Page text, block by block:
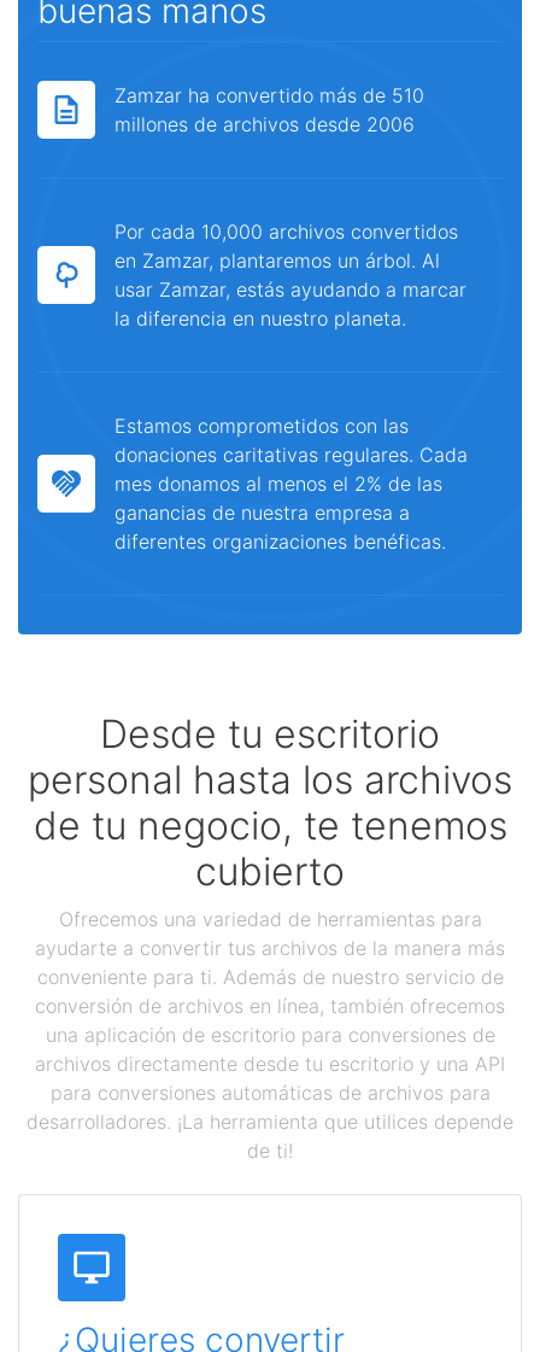
buenas manos
Zamzar ha convertido más de 510
millones de archivos desde 2006
Por cada 10,000 archivos convertidos
en Zamzar, plantaremos un árbol. Al
usar Zamzar, estás ayudando a marcar
la diferencia en nuestro planeta.
Estamos comprometidos con las
donaciones caritativas regulares. Cada
mes donamos al menos el 2% de las
ganancias de nuestra empresa a
diferentes organizaciones benéficas.
Desde tu escritorio
personal hasta los archivos
de tu negocio, te tenemos
cubierto
Ofrecemos una variedad de herramientas para
ayudarte a convertir tus archivos de la manera más
conveniente para ti. Además de nuestro servicio de
conversión de archivos en línea, también ofrecemos
una aplicación de escritorio para conversiones de
archivos directamente desde tu escritorio y una API
para conversiones automáticas de archivos para
desarrolladores. ¡La herramienta que utilices depende
de ti!
¿Quieres convertir